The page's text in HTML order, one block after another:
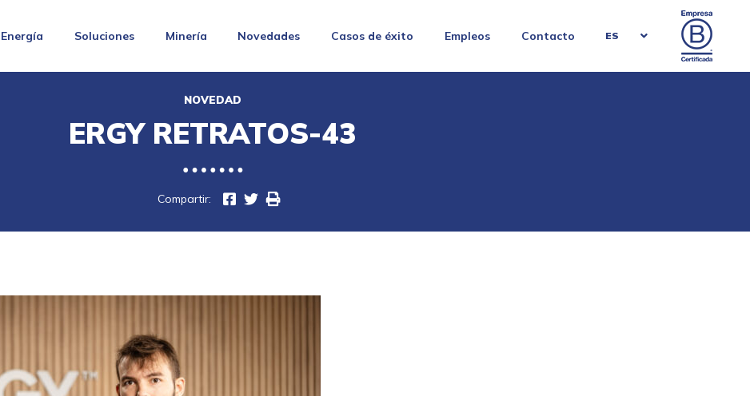
Energía Soluciones Minería Novedades Casos de éxito Empleos Contacto ES
NOVEDAD
ERGY RETRATOS-43
Compartir: